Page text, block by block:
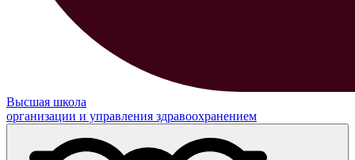
Высшая школа
организации и управления здравоохранением